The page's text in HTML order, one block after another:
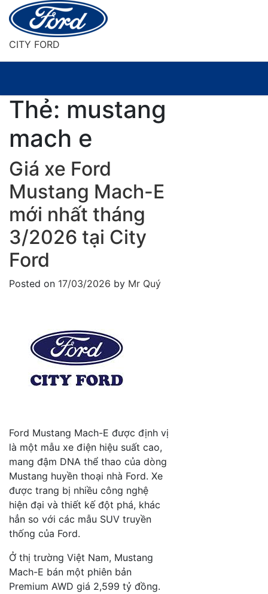
Skip
content
CITY FORD
Thẻ: mustang
mach e
Giá xe Ford
Mustang Mach-E
mới nhất tháng
3/2026 tại City
Ford
Posted on 17/03/2026 by Mr Quý
Ford Mustang Mach-E được định vị
là một mẫu xe điện hiệu suất cao,
mang đậm DNA thể thao của dòng
Mustang huyền thoại nhà Ford. Xe
được trang bị nhiều công nghệ
hiện đại và thiết kế đột phá, khác
hẳn so với các mẫu SUV truyền
thống của Ford.
Ở thị trường Việt Nam, Mustang
Mach-E bán một phiên bản
Premium AWD giá 2,599 tỷ đồng.